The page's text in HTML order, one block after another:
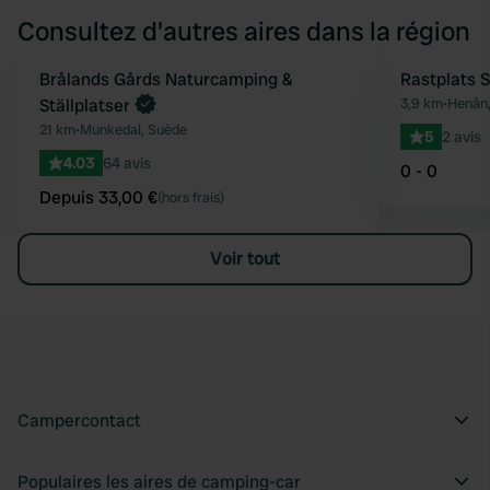
Consultez d'autres aires dans la région
Préféré
Reserve maintenant
Brålands Gårds Naturcamping &
Ställplatser
21 km•Munkedal, Suède
4.03 64 avis
Depuis 33,00 €(hors frais)
Rastplats
3,9 km•
5 2 avis
0 - 0
Voir tout
Campercontact
Populaires les aires de camping-car